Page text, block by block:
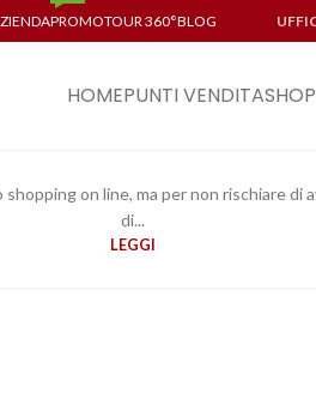
PROMOTOUR 360°BLOG
HOMEPUNTI VENDITASHOP
01
MAR
shopping on line, ma per non rischiare
di...
LEGGI